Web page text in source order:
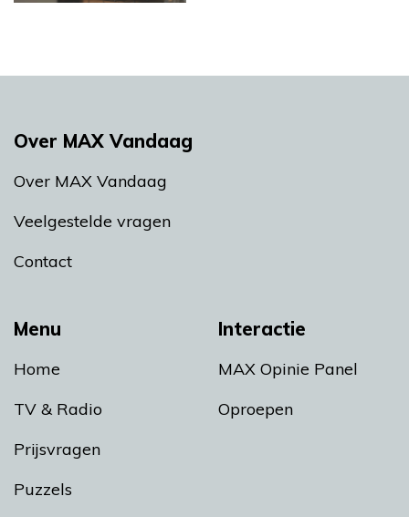
Menu
Home
TV & Radio
Prijsvragen
Puzzels
Interactie
MAX Opinie Panel
Oproepen
Over MAX Vandaag
Over MAX Vandaag
Veelgestelde vragen
Contact